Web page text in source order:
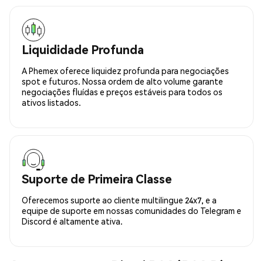
Liquididade Profunda
A Phemex oferece liquidez profunda para negociações
spot e futuros. Nossa ordem de alto volume garante
negociações fluídas e preços estáveis para todos os
ativos listados.
Suporte de Primeira Classe
Oferecemos suporte ao cliente multilingue 24x7, e a
equipe de suporte em nossas comunidades do Telegram e
Discord é altamente ativa.